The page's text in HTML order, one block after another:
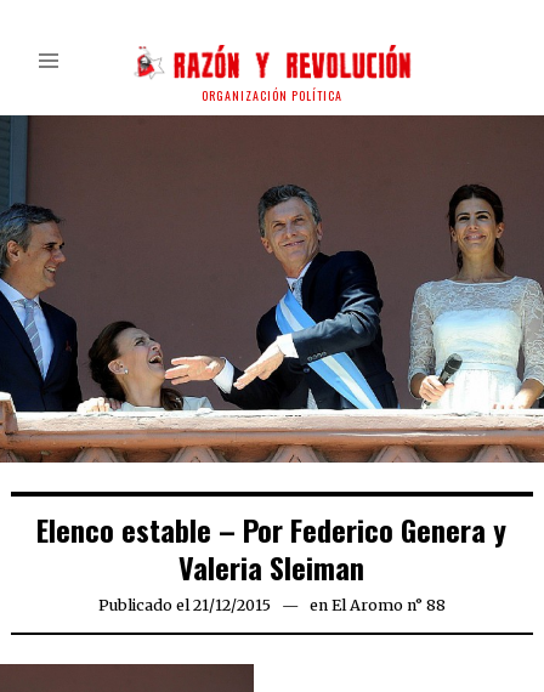
ORGANIZACIÓN POLÍTICA
Elenco estable – Por Federico Genera y
Valeria Sleiman
Publicado el 21/12/201521/12/2015
en El Aromo n° 88